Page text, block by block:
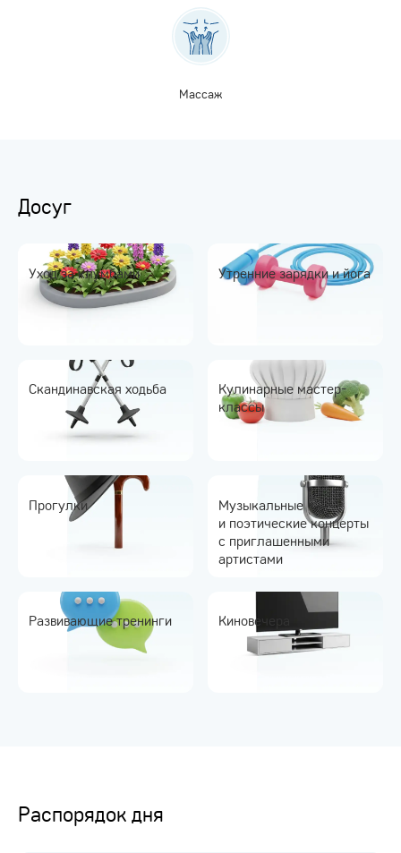
Массаж
Досуг
Уход за клумбами Утренние зарядки и йога
Скандинавская ходьба
Кулинарные мастер-
классы
Прогулки
Музыкальные
и поэтические концерты
с приглашенными
артистами
Развивающие тренинги Киновечера
Распорядок дня